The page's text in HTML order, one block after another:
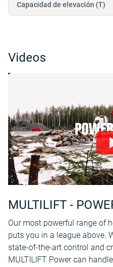
Capacidad de elevación (T)
Videos
MULTILIFT -
Our most powerful range of
puts you in a league above.
state-of-the-art control and
MULTILIFT Power can